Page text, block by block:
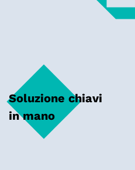
Soluzione chiavi
in mano